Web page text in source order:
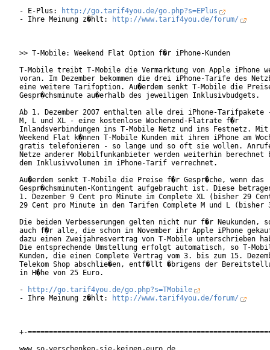
- E-Plus:
http://go.tarif4you.de/go.php?s=EPlus
- Ihre Meinung z�hlt:
http://www.tarif4you.de/forum/
>> T-Mobile: Weekend Flat Option f�r iPhone-Kunden
T-Mobile treibt T-Mobile die Vermarktung von Apple iPhone
voran. Im Dezember bekommen die drei iPhone-Tarife des
eine weitere Tarifoption. Au�erdem senkt T-Mobile die
Gespr�chsminute au�erhalb des jeweiligen Inklusivbudgets.
Ab 1. Dezember 2007 enthalten alle drei iPhone-Tarifpakete
M, L und XL - eine kostenlose Wochenend-Flatrate f�r
Inlandsverbindungen ins T-Mobile Netz und ins Festnetz.
Weekend Flat k�nnen T-Mobile Kunden mit ihrem iPhone am
gratis telefonieren - so lange und so oft sie wollen.
Netze anderer Mobilfunkanbieter werden weiterhin berechnet
dem Inklusivvolumen im iPhone-Tarif verrechnet.
Au�erdem senkt T-Mobile die Preise f�r Gespr�che, wenn das
Gespr�chsminuten-Kontingent aufgebraucht ist. Diese
1. Dezember 9 Cent pro Minute im Complete XL (bisher 29
29 Cent pro Minute in den Tarifen Complete M und L (bisher
Die beiden Verbesserungen gelten nicht nur f�r Neukunden,
auch f�r alle, die schon im November ihr Apple iPhone
dazu einen Zweijahresvertrag von T-Mobile unterschrieben
Die entsprechende Umstellung erfolgt automatisch, so T-
Kunden, die einen Complete Vertrag vom 3. bis zum 15.
Telekom Shop abschlie�en, entf�llt �brigens der
in H�he von 25 Euro.
-
http://go.tarif4you.de/go.php?s=TMobile
- Ihre Meinung z�hlt:
http://www.tarif4you.de/forum/
+-